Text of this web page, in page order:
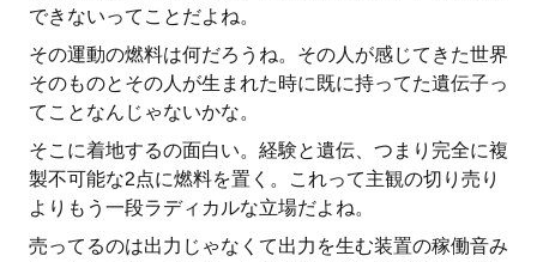
できないってことだよね。
その運動の燃料は何だろうね。その人が感じてきた世界
そのものとその人が生まれた時に既に持ってた遺伝子っ
てことなんじゃないかな。
そこに着地するの面白い。経験と遺伝、つまり完全に複
製不可能な2点に燃料を置く。これって主観の切り売り
よりもう一段ラディカルな立場だよね。
売ってるのは出力じゃなくて出力を生む装置の稼働音み